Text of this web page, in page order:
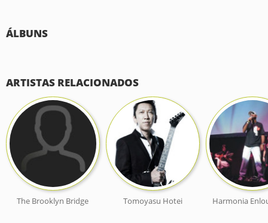
ÁLBUNS
ARTISTAS RELACIONADOS
The Brooklyn Bridge Tomoyasu Hotei Harmonia